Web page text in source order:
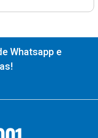
Whatsapp e